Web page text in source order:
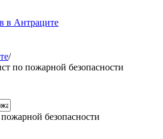
в Антраците
/
по пожарной безопасности
безопасности